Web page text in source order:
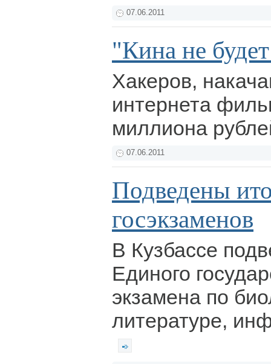
07.06.2011
"Кина не
Хакеров,
интернета
миллиона
07.06.2011
Подведены
госэкзаменов
В Кузбассе
Единого
экзамена по
литературе,